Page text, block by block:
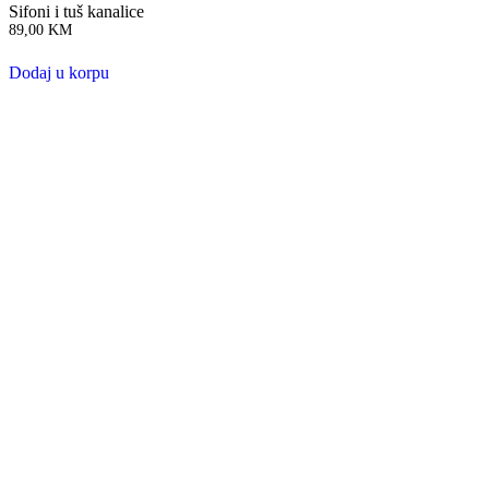
Sifoni i tuš kanalice
89,00 KM
Dodaj u korpu